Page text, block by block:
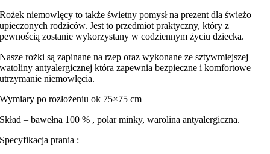
Rożek niemowlęcy to także świetny pomysł na prezent dla świeżo
upieczonych rodziców. Jest to przedmiot praktyczny, który z
pewnością zostanie wykorzystany w codziennym życiu dziecka.
Nasze rożki są zapinane na rzep oraz wykonane ze sztywmiejszej
watoliny antyalergicznej która zapewnia bezpieczne i komfortowe
utrzymanie niemowlęcia.
Wymiary po rozłożeniu ok 75×75 cm
Skład – bawełna 100 % , polar minky, warolina antyalergiczna.
Specyfikacja prania :